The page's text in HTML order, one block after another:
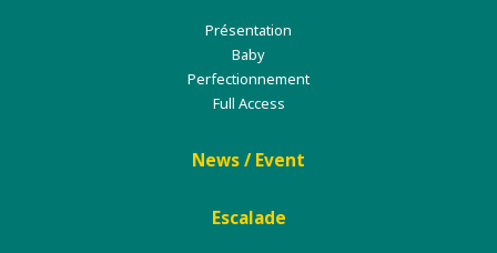
Présentation
Baby
Perfectionnement
Full Access
News / Event
Escalade